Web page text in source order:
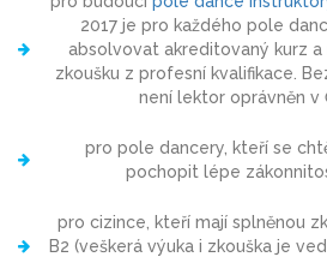
2017 je pro každého pole
absolvovat akreditovaný kurz a
zkoušku z profesní kvalifikace.
není lektor oprávněn v
pro pole dancery, kteří se
pochopit lépe
pro cizince, kteří mají splněnou
B2 (veškerá výuka i zkouška je